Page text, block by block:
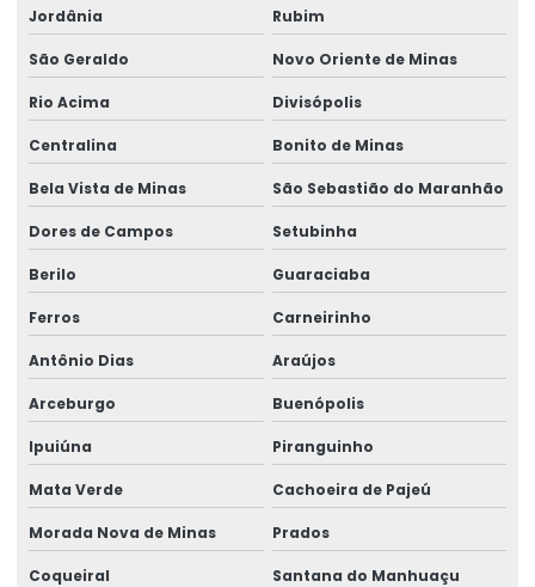
Jordânia Rubim
São Geraldo Novo Oriente de Minas
Rio Acima Divisópolis
Centralina Bonito de Minas
Bela Vista de Minas São Sebastião do Maranhão
Dores de Campos Setubinha
Berilo Guaraciaba
Ferros Carneirinho
Antônio Dias Araújos
Arceburgo Buenópolis
Ipuiúna Piranguinho
Mata Verde Cachoeira de Pajeú
Morada Nova de Minas Prados
Coqueiral Santana do Manhuaçu